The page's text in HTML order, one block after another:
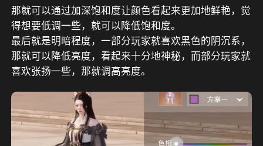
那就可以通过加深饱和度让颜色看起来更加地鲜艳，觉
得想要低调一些，就可以降低饱和度。
最后就是明暗程度，一部分玩家就喜欢黑色的阴沉系，
那就可以降低亮度，看起来十分地神秘，而部分玩家就
喜欢张扬一些，那就调高亮度。